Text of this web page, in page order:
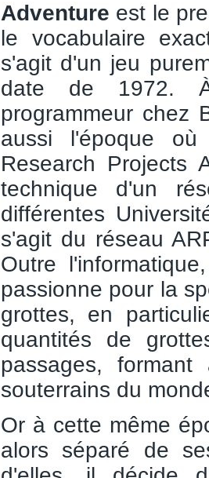
Adventure est le
le vocabulaire
s'agit d'un jeu
date de 1972.
programmeur chez
aussi l'époque
Research Projects
technique d'un
différentes
s'agit du réseau
Outre
passionne pour la
grottes, en
quantités de
passages,
souterrains du
Or à cette même
alors séparé de